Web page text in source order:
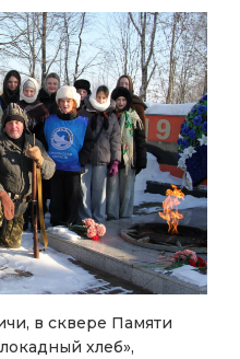
в сквере Памяти
хлеб»,